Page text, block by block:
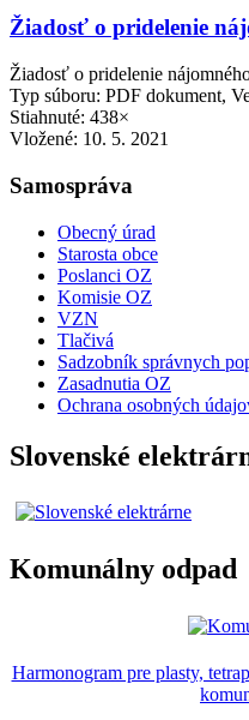
Žiadosť o pridelenie
Žiadosť o pridelenie
Typ súboru: PDF dokument,
Stiahnuté: 438×
Vložené: 10. 5. 2021
Samospráva
Obecný úrad
Starosta obce
Poslanci OZ
Komisie OZ
VZN
Tlačivá
Sadzobník správnych
Zasadnutia OZ
Ochrana osobných
Slovenské
Komunálny odpad
Harmonogram pre plasty,